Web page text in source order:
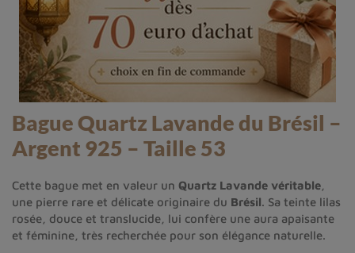
Bague Quartz Lavande du Brésil –
Argent 925 – Taille 53
Cette bague met en valeur un Quartz Lavande véritable
une pierre rare et délicate originaire du Brésil. Sa teinte lilas
rosée, douce et translucide, lui confère une aura apaisante
et féminine, très recherchée pour son élégance naturelle.